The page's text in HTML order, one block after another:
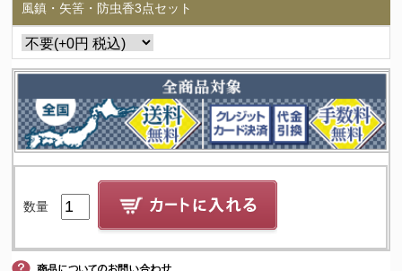
風鎮・矢筈・防虫香3点セット
数量